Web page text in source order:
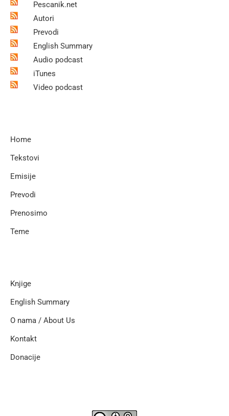
Pescanik.net
Autori
Prevodi
English Summary
Audio podcast
iTunes
Video podcast
Home
Tekstovi
Emisije
Prevodi
Prenosimo
Teme
Knjige
English Summary
O nama / About Us
Kontakt
Donacije